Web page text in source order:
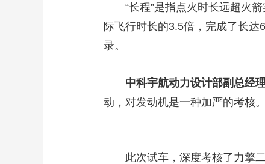
“长程”是指点火时长远超火箭
际飞行时长的3.5倍，完成了长
录。
中科宇航动力设计部副总经
动，对发动机是一种加严的考核
此次试车，深度考核了力擎二